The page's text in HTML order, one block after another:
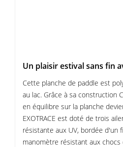
Un plaisir estival sans fin
Cette planche de paddle est
au lac. Grâce à sa construction
en équilibre sur la planche
EXOTRACE est doté de trois
résistante aux UV, bordée d'un
manomètre résistant aux